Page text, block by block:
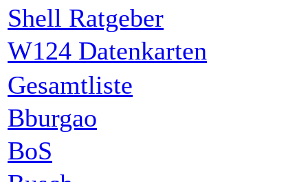
Shell Ratgeber
W124 Datenkarten
Gesamtliste
Bburgao
BoS